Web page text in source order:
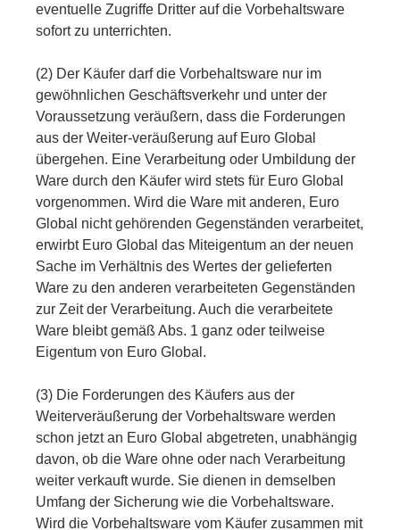
eventuelle Zugriffe Dritter auf die Vorbehaltsware
sofort zu unterrichten.
(2) Der Käufer darf die Vorbehaltsware nur im
gewöhnlichen Geschäftsverkehr und unter der
Voraussetzung veräußern, dass die Forderungen
aus der Weiter-veräußerung auf Euro Global
übergehen. Eine Verarbeitung oder Umbildung der
Ware durch den Käufer wird stets für Euro Global
vorgenommen. Wird die Ware mit anderen, Euro
Global nicht gehörenden Gegenständen verarbeitet,
erwirbt Euro Global das Miteigentum an der neuen
Sache im Verhältnis des Wertes der gelieferten
Ware zu den anderen verarbeiteten Gegenständen
zur Zeit der Verarbeitung. Auch die verarbeitete
Ware bleibt gemäß Abs. 1 ganz oder teilweise
Eigentum von Euro Global.
(3) Die Forderungen des Käufers aus der
Weiterveräußerung der Vorbehaltsware werden
schon jetzt an Euro Global abgetreten, unabhängig
davon, ob die Ware ohne oder nach Verarbeitung
weiter verkauft wurde. Sie dienen in demselben
Umfang der Sicherung wie die Vorbehaltsware.
Wird die Vorbehaltsware vom Käufer zusammen mit